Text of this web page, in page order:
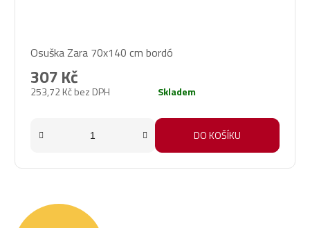
Osuška Zara 70x140 cm bordó
253,72 Kč bez DPH
307 Kč
Skladem
DO KOŠÍKU